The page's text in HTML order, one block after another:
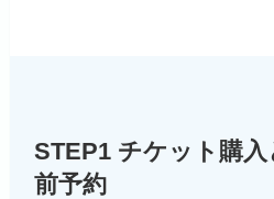
STEP1 チケット購
前予約